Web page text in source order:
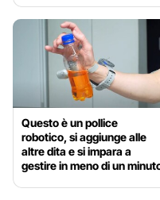
Questo è un pollice
robotico, si aggiunge alle
altre dita e si impara a
gestire in meno di un